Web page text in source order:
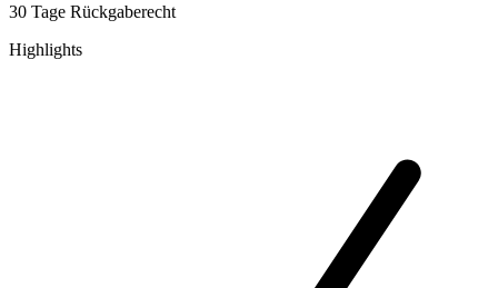
30 Tage Rückgaberecht
Highlights